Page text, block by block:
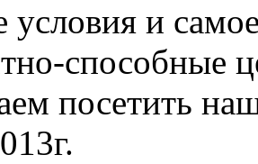
условия и
способные
посетить